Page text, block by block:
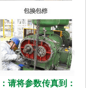
请将参数传真到：